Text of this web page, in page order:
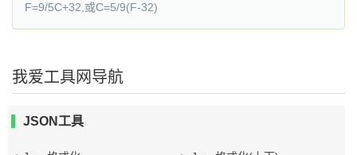
F=9/5C+32,或C=5/9(F-32)
我爱工具网导航
JSON工具